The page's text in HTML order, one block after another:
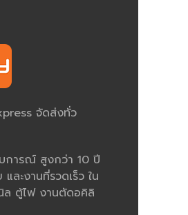
จัดส่งทั่ว
การณ์ สูงกว่า 10 ปี
ะงานที่รวดเร็ว ใน
นิล ตู้ไฟ งานตัดอคิลิ